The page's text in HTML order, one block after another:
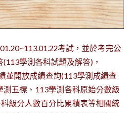
考試，並於考完公
學測各科試題及解答)，
並開放成績查詢(113學測成績查
測五標、113學測各科原始分數級
級分人數百分比累積表等相關統